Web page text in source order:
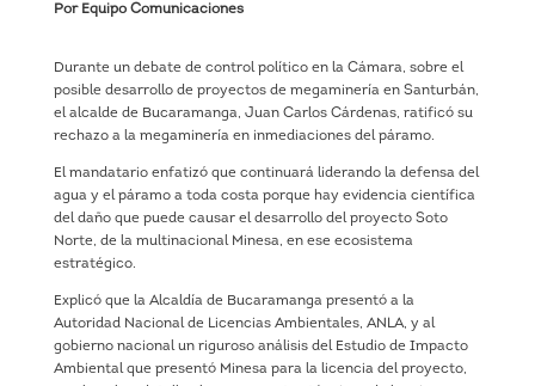
Por Equipo Comunicaciones
Durante un debate de control político en la Cámara, sobre el
posible desarrollo de proyectos de megaminería en Santurbán,
el alcalde de Bucaramanga, Juan Carlos Cárdenas, ratificó su
rechazo a la megaminería en inmediaciones del páramo.
El mandatario enfatizó que continuará liderando la defensa del
agua y el páramo a toda costa porque hay evidencia científica
del daño que puede causar el desarrollo del proyecto Soto
Norte, de la multinacional Minesa, en ese ecosistema
estratégico.
Explicó que la Alcaldía de Bucaramanga presentó a la
Autoridad Nacional de Licencias Ambientales, ANLA, y al
gobierno nacional un riguroso análisis del Estudio de Impacto
Ambiental que presentó Minesa para la licencia del proyecto,